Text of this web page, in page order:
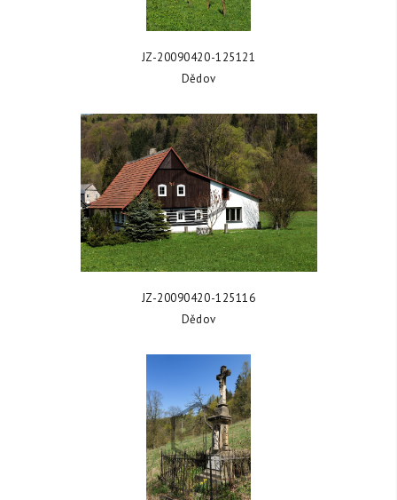
ZOBRAZIT FOTKU
JZ-20090420-125121
Dědov
ZOBRAZIT FOTKU
JZ-20090420-125116
Dědov